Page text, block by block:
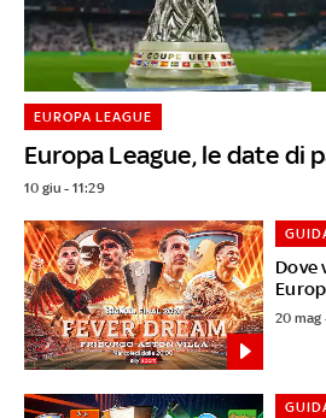
Europa League, le date di
EUROPA LEAGUE
10 giu - 11:29
Dove
20 mag